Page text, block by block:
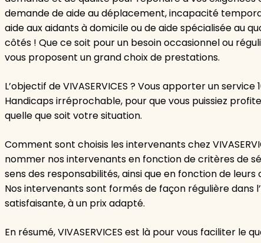
demande de aide au déplacement, incapacité
aide aux aidants à domicile ou de aide spécialisée au
côtés ! Que ce soit pour un besoin occasionnel ou
vous proposent un grand choix de prestations.
L’objectif de VIVASERVICES ? Vous apporter un
Handicaps irréprochable, pour que vous puissiez
quelle que soit votre situation.
Comment sont choisis les intervenants chez
nommer nos intervenants en fonction de critères de
sens des responsabilités, ainsi que en fonction de
Nos intervenants sont formés de façon régulière dans
satisfaisante, à un prix adapté.
En résumé, VIVASERVICES est là pour vous faciliter le